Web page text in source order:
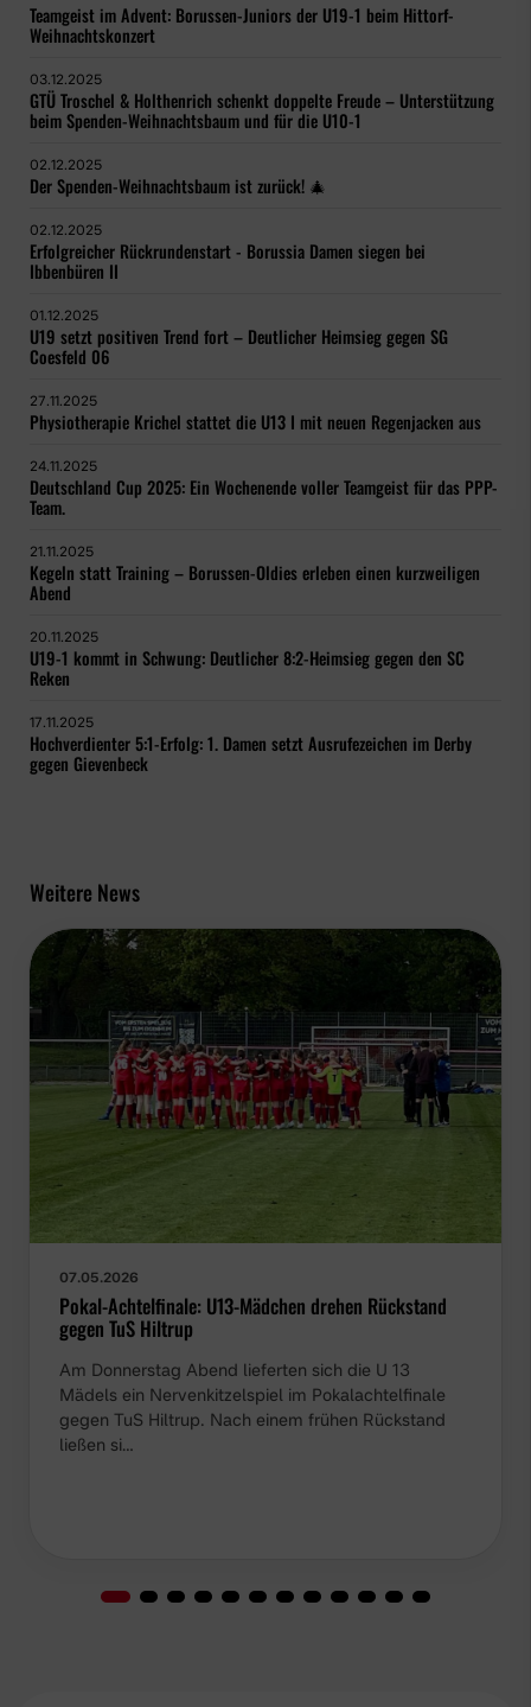
Teamgeist im Advent: Borussen-Juniors der U19-1 beim Hittorf-
Weihnachtskonzert
03.12.2025
GTÜ Troschel & Holthenrich schenkt doppelte Freude – Unterstützung
beim Spenden-Weihnachtsbaum und für die U10-1
02.12.2025
Der Spenden-Weihnachtsbaum ist zurück! 🎄
02.12.2025
Erfolgreicher Rückrundenstart - Borussia Damen siegen bei
Ibbenbüren II
01.12.2025
U19 setzt positiven Trend fort – Deutlicher Heimsieg gegen SG
Coesfeld 06
27.11.2025
Physiotherapie Krichel stattet die U13 I mit neuen Regenjacken aus
24.11.2025
Deutschland Cup 2025: Ein Wochenende voller Teamgeist für das PPP-
Team.
21.11.2025
Kegeln statt Training – Borussen-Oldies erleben einen kurzweiligen
Abend
20.11.2025
U19-1 kommt in Schwung: Deutlicher 8:2-Heimsieg gegen den SC
Reken
17.11.2025
Hochverdienter 5:1-Erfolg: 1. Damen setzt Ausrufezeichen im Derby
gegen Gievenbeck
Weitere News
07.05.2026
Pokal-Achtelfinale: U13-Mädchen drehen Rückstand
gegen TuS Hiltrup
Am Donnerstag Abend lieferten sich die U 13
Mädels ein Nervenkitzelspiel im Pokalachtelfinale
gegen TuS Hiltrup. Nach einem frühen Rückstand
ließen si…